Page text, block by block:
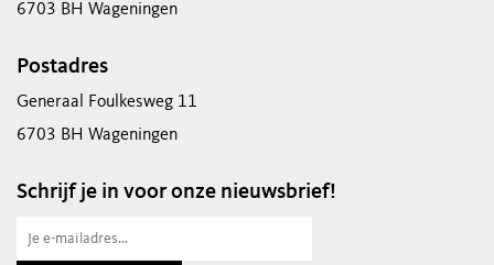
6703 BH Wageningen
Postadres
Generaal Foulkesweg 11
6703 BH Wageningen
Schrijf je in voor onze nieuwsbrief!